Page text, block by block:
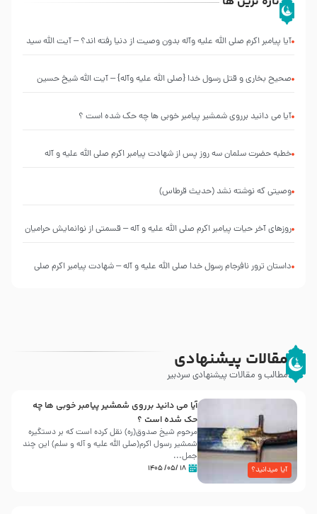
آیا پیامبر اکرم صلی الله علیه وآله بدون وصیت از دنیا رفته ‌اند؟ – آیت الله سید
صحیح بخاری و قتل رسول‌ خدا {صلی ‌الله علیه‌ وآله} – آیت الله شیخ حسین
آیا می دانید برروی شمشیر پیامبر خوبی ها چه حک شده است ؟
خطبه حضرت سلمان سه روز پس از شهادت پیامبر اکرم صلی الله علیه و آله
وصیتی که نوشته نشد (حدیث قرطاس)
روزهای آخر حیات پیامبر اکرم صلی الله علیه و آله – قسمتی از نوانمایش حرامیان
‌‌‌‌‌‌‌داستان ترور نافرجام رسول خدا صلی الله علیه و آله – شهادت پیامبر اکرم صلی
مقالات پیشنهادی
مطالب و مقالات پیشنهادی سردبیر
آیا میدانید؟
آیا می دانید برروی شمشیر پیامبر خوبی ها چه
حک شده است ؟
مرحوم شیخ صدوق(ره) نقل کرده است که بر دستگیره
شمشیر رسول اکرم(صلی الله علیه و آله و سلم) این چند
جمل...
۱۸ /۰۵/ ۱۴۰۵